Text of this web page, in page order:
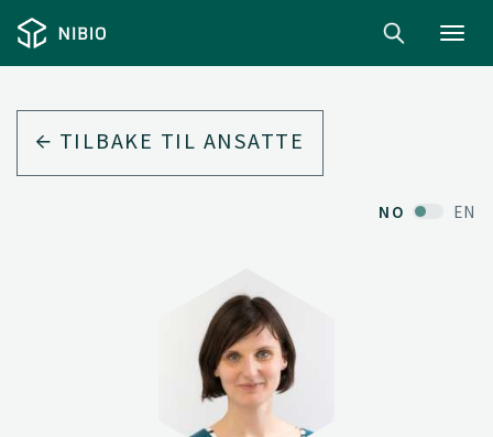
TILBAKE TIL ANSATTE
NO EN